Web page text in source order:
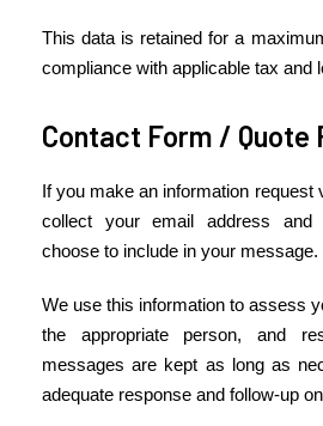
This data is retained for a
compliance with applicable tax and
Contact Form / Quote
If you make an information request
collect your email address and
choose to include in your message.
We use this information to assess
the appropriate person, and
messages are kept as long as
adequate response and follow-up